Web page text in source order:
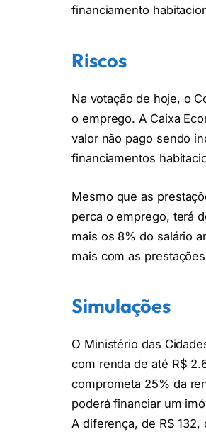
financiamento
Riscos
Na votação de hoje, o
o emprego. A Caixa
valor não pago sendo
financiamentos
Mesmo que as
perca o emprego, terá
mais os 8% do salário
mais com as
Simulações
O Ministério das
com renda de até R$
comprometa 25% da
poderá financiar um
A diferença, de R$